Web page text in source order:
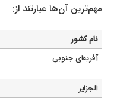
مهم‌ترین آن‌ها عبارتند از:
نام کشور
آفریقای جنوبی
الجزایر